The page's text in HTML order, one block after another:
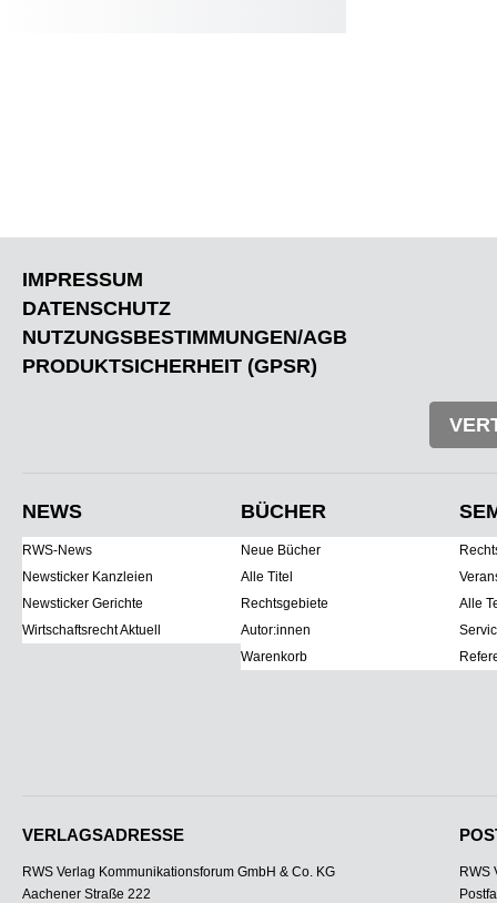
IMPRESSUM
DATENSCHUTZ
NUTZUNGSBESTIMMUNGEN/AGB
PRODUKTSICHERHEIT (GPSR)
NEWS
RWS-News
Newsticker Kanzleien
Newsticker Gerichte
Wirtschaftsrecht Aktuell
BÜCHER
Neue Bücher
Alle Titel
Rechtsgebiete
Autor:innen
Warenkorb
Alle
VERLAGSADRESSE
RWS Verlag Kommunikationsforum GmbH & Co. KG
Aachener Straße 222
RWS